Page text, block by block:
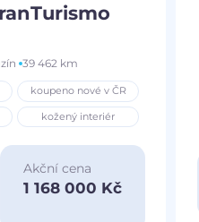
39 462 km
koupeno nové v ČR
kožený interiér
Akční cena
1 168 000 Kč